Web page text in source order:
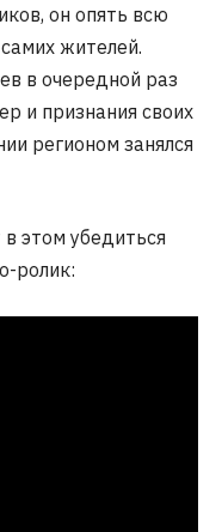
он опять всю
жителей.
в очередной раз
и признания своих
регионом занялся
этом убедиться
ролик: